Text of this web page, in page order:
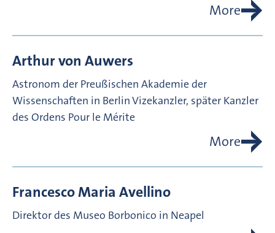
More
Arthur von Auwers
Astronom der Preußischen Akademie der
Wissenschaften in BerlinVizekanzler, später Kanzler
des Ordens Pour le Mérite
More
Francesco Maria Avellino
Direktor des Museo Borbonico in Neapel